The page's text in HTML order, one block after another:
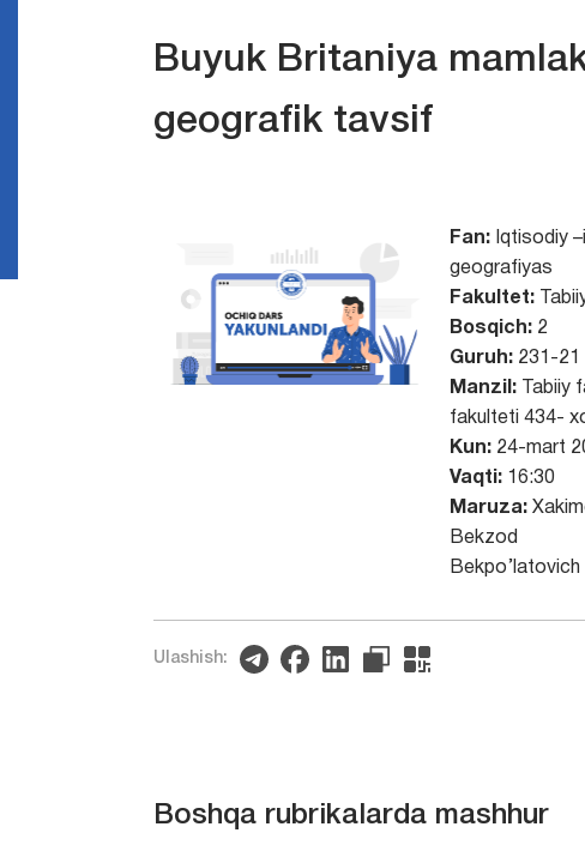
Buyuk Britaniya
geografik tavsif
Fan: Iqtisodiy
geografiyas
Fakultet:
Bosqich:2
Guruh:231-21
Manzil:Tabiiy
fakulteti 434-
Kun: 24-mart
Vaqti:16:30
Maruza:
Bekzod
Bekpo’latovich
Ulashish:
Boshqa rubrikalarda mashhur